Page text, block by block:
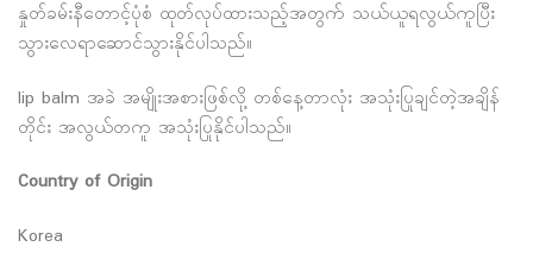
နှုတ်ခမ်းနီတောင့်ပုံစံ ထုတ်လုပ်ထားသည့်အတွက် သယ်ယူရလွယ်ကူပြီး
သွားလေရာဆောင်သွားနိုင်ပါသည်။
lip balm အခဲ အမျိုးအစားဖြစ်လို့ တစ်နေ့တာလုံး အသုံးပြုချင်တဲ့အချိန်
တိုင်း အလွယ်တကူ အသုံးပြုနိုင်ပါသည်။
Country of Origin
Korea